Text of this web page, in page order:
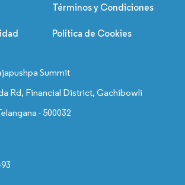
Términos y Condiciones
Política de Cookies
Summit
Rd, Financial District, Gachibowli
- 500032